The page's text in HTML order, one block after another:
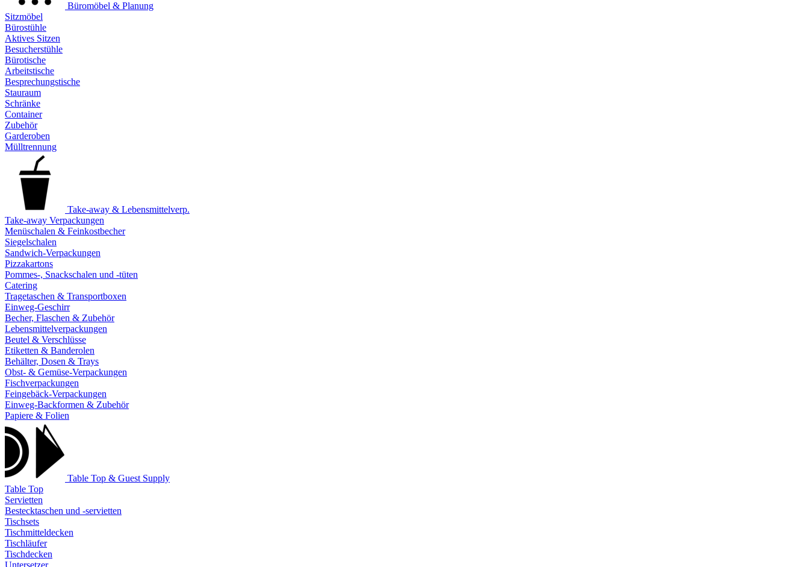
Büromöbel & Planung
Sitzmöbel
Bürostühle
Aktives Sitzen
Besucherstühle
Bürotische
Arbeitstische
Besprechungstische
Stauraum
Schränke
Container
Zubehör
Garderoben
Mülltrennung
Take-away & Lebensmittelverp.
Take-away Verpackungen
Menüschalen & Feinkostbecher
Siegelschalen
Sandwich-Verpackungen
Pizzakartons
Pommes-, Snackschalen und -tüten
Catering
Tragetaschen & Transportboxen
Einweg-Geschirr
Becher, Flaschen & Zubehör
Lebensmittelverpackungen
Beutel & Verschlüsse
Etiketten & Banderolen
Behälter, Dosen & Trays
Obst- & Gemüse-Verpackungen
Fischverpackungen
Feingebäck-Verpackungen
Einweg-Backformen & Zubehör
Papiere & Folien
Table Top & Guest Supply
Table Top
Servietten
Bestecktaschen und -servietten
Tischsets
Tischmitteldecken
Tischläufer
Tischdecken